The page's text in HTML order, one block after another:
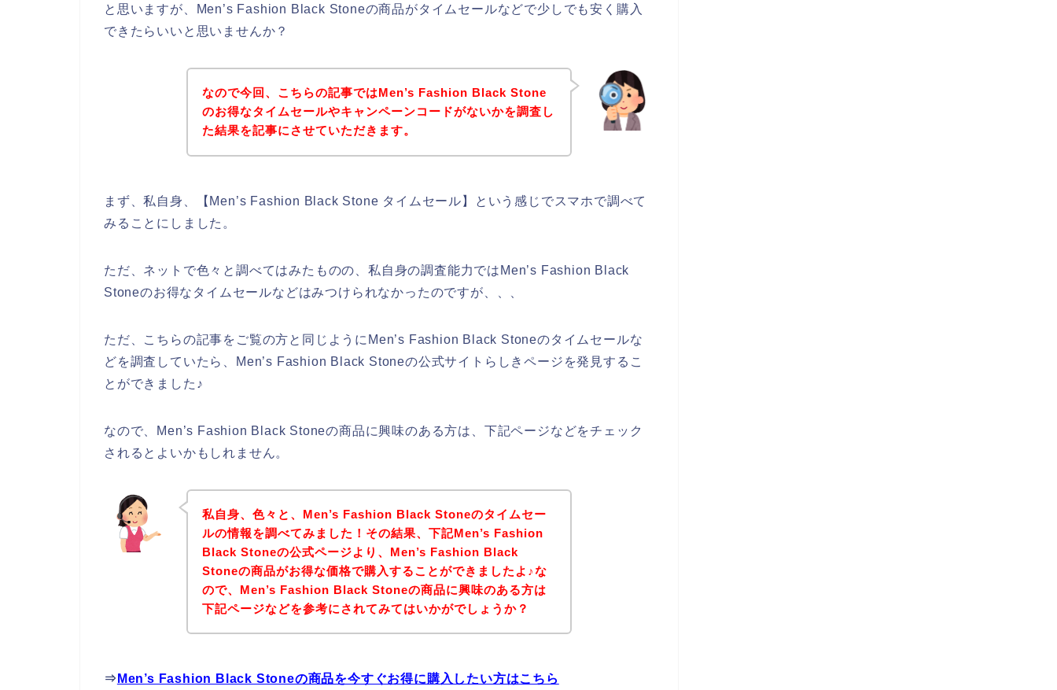
と思いますが、Men’s Fashion Black Stoneの商品がタイムセールなどで少しでも安く購入
できたらいいと思いませんか？
なので今回、こちらの記事ではMen’s Fashion Black Stone
のお得なタイムセールやキャンペーンコードがないかを調査し
た結果を記事にさせていただきます。
まず、私自身、【Men’s Fashion Black Stone タイムセール】という感じでスマホで調べて
みることにしました。
ただ、ネットで色々と調べてはみたものの、私自身の調査能力ではMen’s Fashion Black
Stoneのお得なタイムセールなどはみつけられなかったのですが、、、
ただ、こちらの記事をご覧の方と同じようにMen’s Fashion Black Stoneのタイムセールな
どを調査していたら、Men’s Fashion Black Stoneの公式サイトらしきページを発見するこ
とができました♪
なので、Men’s Fashion Black Stoneの商品に興味のある方は、下記ページなどをチェック
されるとよいかもしれません。
私自身、色々と、Men’s Fashion Black Stoneのタイムセー
ルの情報を調べてみました！その結果、下記Men’s Fashion
Black Stoneの公式ページより、Men’s Fashion Black
Stoneの商品がお得な価格で購入することができましたよ♪な
ので、Men’s Fashion Black Stoneの商品に興味のある方は
下記ページなどを参考にされてみてはいかがでしょうか？
⇒ Men’s Fashion Black Stoneの商品を今すぐお得に購入したい方はこちら